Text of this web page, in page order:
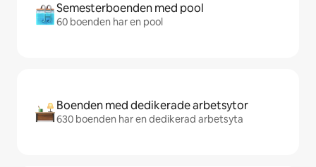
Semesterboenden med pool
60 boenden har en pool
Boenden med dedikerade arbetsytor
630 boenden har en dedikerad arbetsyta